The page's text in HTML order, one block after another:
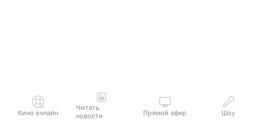
Кино онлайн
Читать
новости
Прямой эфир Шоу